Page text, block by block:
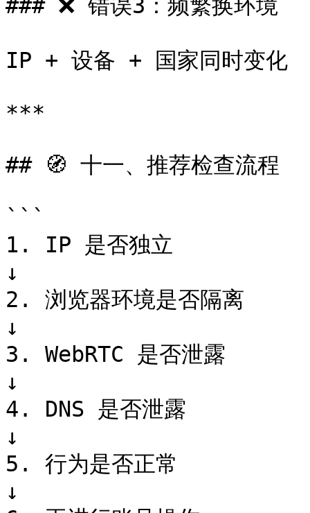
### ❌ 错误3：频繁换环境
IP + 设备 + 国家同时变化
***
## 🧭 十一、推荐检查流程
```
1. IP 是否独立
↓
2. 浏览器环境是否隔离
↓
3. WebRTC 是否泄露
↓
4. DNS 是否泄露
↓
5. 行为是否正常
↓